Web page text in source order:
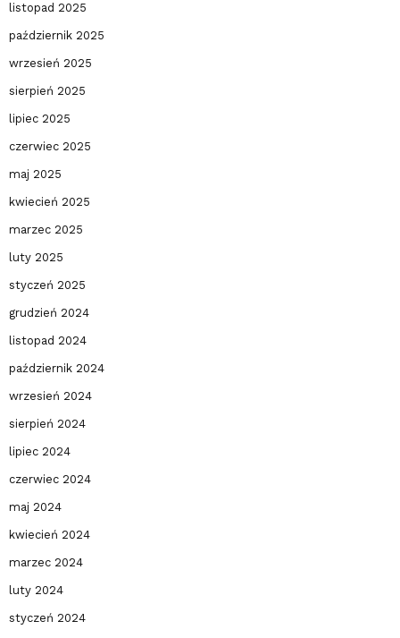
listopad 2025
październik 2025
wrzesień 2025
sierpień 2025
lipiec 2025
czerwiec 2025
maj 2025
kwiecień 2025
marzec 2025
luty 2025
styczeń 2025
grudzień 2024
listopad 2024
październik 2024
wrzesień 2024
sierpień 2024
lipiec 2024
czerwiec 2024
maj 2024
kwiecień 2024
marzec 2024
luty 2024
styczeń 2024